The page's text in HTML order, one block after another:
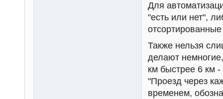
Для
"есть или нет",
Также нельзя
делают
км быстрее 6 км
"Проезд через
временем,